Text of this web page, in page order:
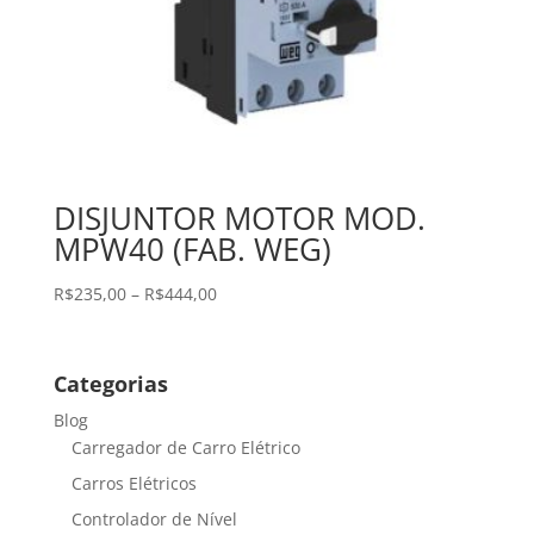
DISJUNTOR MOTOR MOD.
MPW40 (FAB. WEG)
R$235,00 – R$444,00Faixa
Categorias
Blog
Carregador de Carro Elétrico
Carros Elétricos
Controlador de Nível